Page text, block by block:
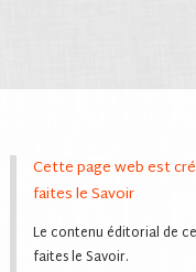
Cette page web est
faites le Savoir
Le contenu éditorial de
faites le Savoir.